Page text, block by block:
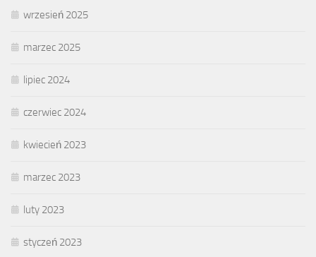
wrzesień 2025
marzec 2025
lipiec 2024
czerwiec 2024
kwiecień 2023
marzec 2023
luty 2023
styczeń 2023